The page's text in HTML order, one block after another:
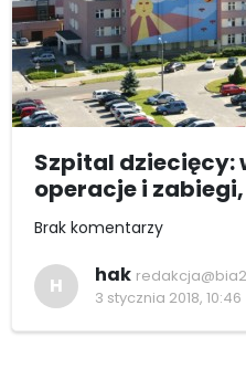
Szpital dziecięcy:
operacje i
Brak komentarzy
H hak
3 stycznia 2018, 10:46